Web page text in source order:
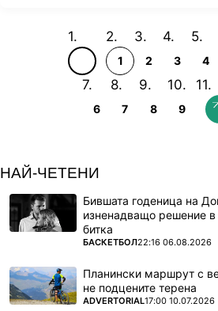
1 2 3 4
6 7 8 9
НАЙ-ЧЕТЕНИ
Бившата годеница на
изненадващо решение в
битка
ПОВЕЧЕ ОТ
БАСКЕТБОЛ22:16 06.08.2026
Планински маршрут с
не подцените терена
ПОВЕЧЕ ОТ
ADVERTORIAL17:00 10.07.2026